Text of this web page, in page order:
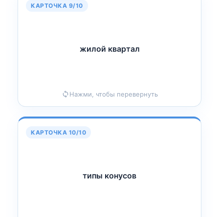
КАРТОЧКА 9/10
жилой квартал
Нажми, чтобы перевернуть
жилой кварт
А
л
КАРТОЧКА 10/10
типы конусов
типы к
О
нусов